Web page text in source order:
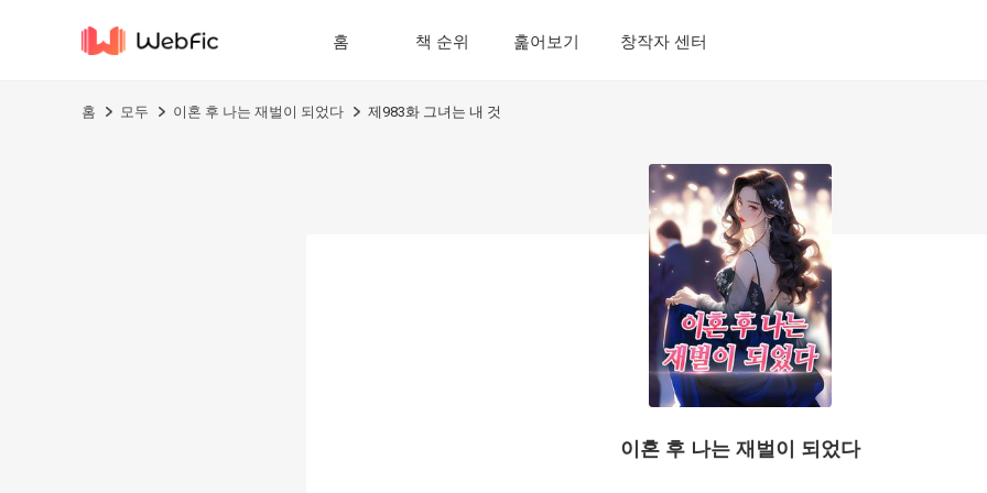
홈 책 순위 훑어보기 창작자 센터
홈 모두 이혼 후 나는 재벌이 되었다 제983화 그녀는 내 것
이혼 후 나는 재벌이 되었다